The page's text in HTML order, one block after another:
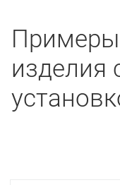
Примеры
изделия